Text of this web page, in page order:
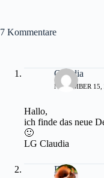
7 Kommentare
Claudia
NOVEMBER 15,
Hallo,
ich finde das neue
🙂
LG Claudia
Flori